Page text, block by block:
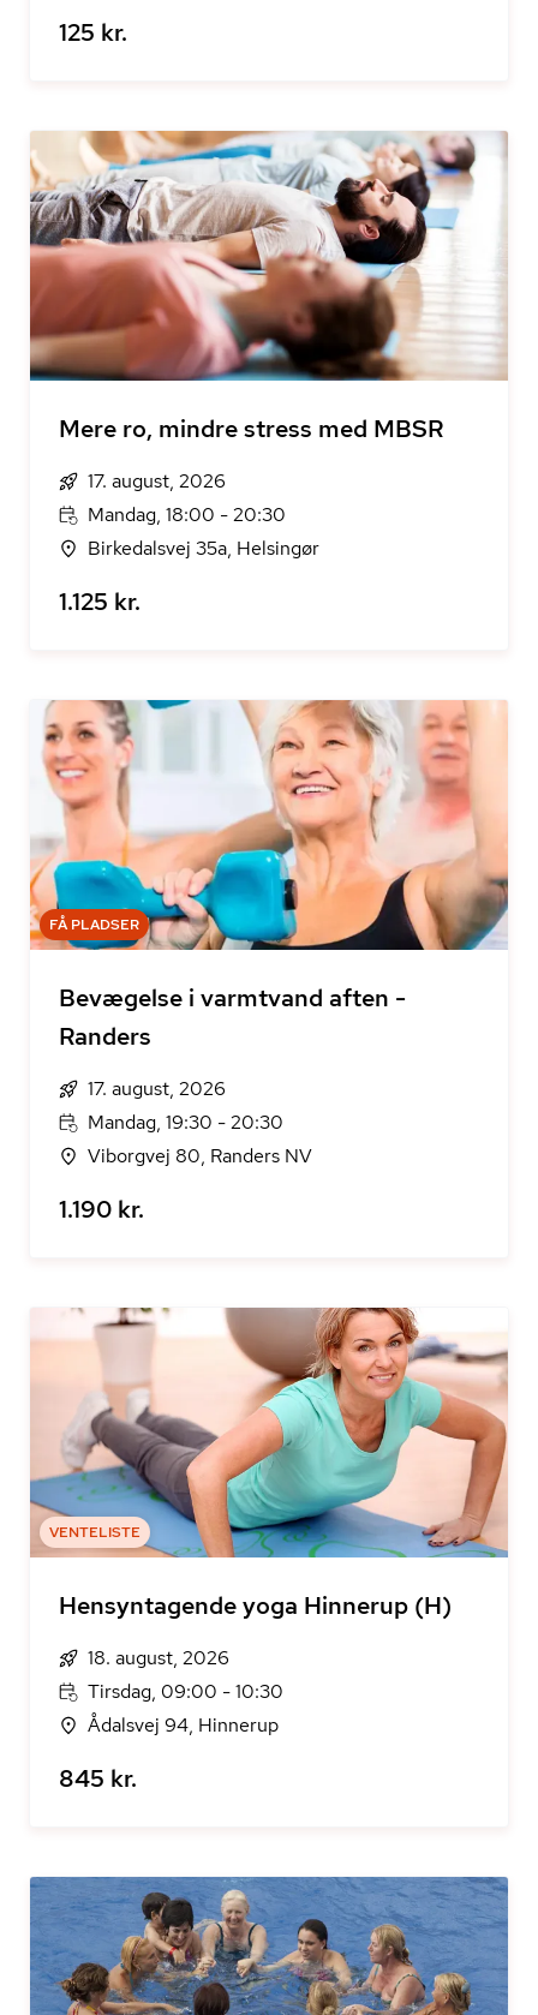
125 kr.
Mere ro, mindre stress med MBSR
17. august, 2026
Mandag, 18:00 - 20:30
Birkedalsvej 35a, Helsingør
1.125 kr.
FÅ PLADSER
Bevægelse i varmtvand aften -
Randers
17. august, 2026
Mandag, 19:30 - 20:30
Viborgvej 80, Randers NV
1.190 kr.
VENTELISTE
Hensyntagende yoga Hinnerup (H)
18. august, 2026
Tirsdag, 09:00 - 10:30
Ådalsvej 94, Hinnerup
845 kr.